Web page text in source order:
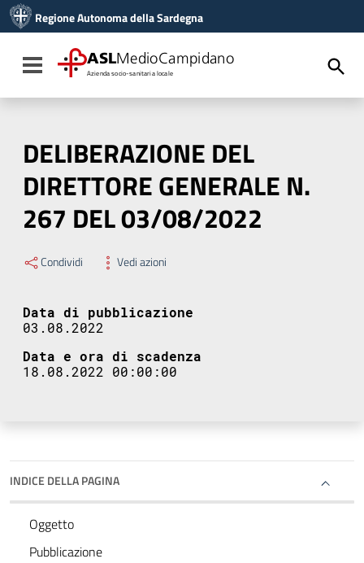
Vai al menu di navigazione
Vai al footer
Regione Autonoma della Sardegna
Toggle navigation
ASLMedioCampidano
Azienda socio-sanitaria locale
DELIBERAZIONE DEL
DIRETTORE GENERALE N.
267 DEL 03/08/2022
Condividi Vedi azioni
Data di pubblicazione
03.08.2022
Data e ora di scadenza
18.08.2022 00:00:00
INDICE DELLA PAGINA
Oggetto
Pubblicazione